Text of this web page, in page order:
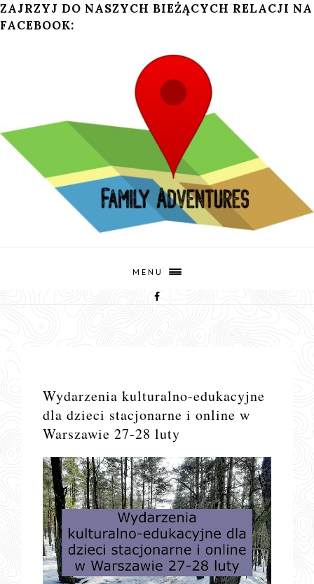
ZAJRZYJ DO NASZYCH BIEŻĄCYCH RELACJI NA
FACEBOOK:
MENU
Wydarzenia kulturalno-edukacyjne
dla dzieci stacjonarne i online w
Warszawie 27-28 luty